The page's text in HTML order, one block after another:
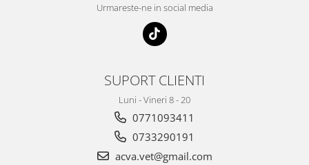
Urmareste-ne in social media
SUPORT CLIENTI
Luni - Vineri 8 - 20
0771093411
0733290191
acva.vet@gmail.com